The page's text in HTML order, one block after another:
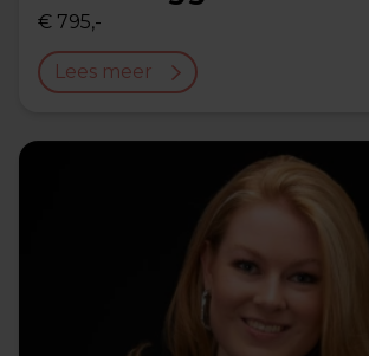
€ 795,-
Lees meer